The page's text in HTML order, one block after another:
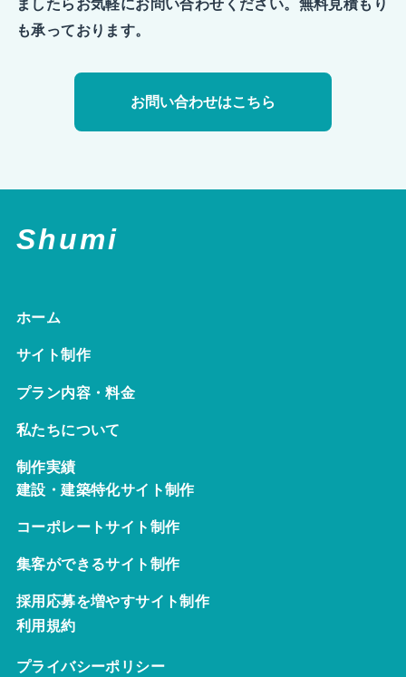
ましたらお気軽にお問い合わせください。無料見積もり
も承っております。
お問い合わせはこちら
Shumi
ホーム
サイト制作
プラン内容・料金
私たちについて
制作実績
建設・建築特化サイト制作
コーポレートサイト制作
集客ができるサイト制作
採用応募を増やすサイト制作
利用規約
プライバシーポリシー